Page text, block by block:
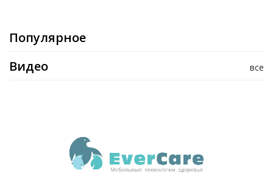
Популярное
все
Видео